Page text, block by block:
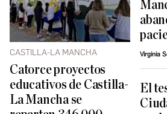
CASTILLA-LA MANCHA
Catorce proyectos
educativos de Castilla-
La Mancha se
Virginia
El